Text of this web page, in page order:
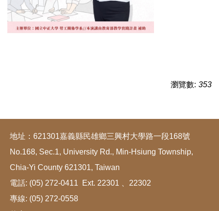
瀏覽數: 353
地址：621301嘉義縣民雄鄉三興村大學路一段168號
No.168, Sec.1, University Rd., Min-Hsiung Township,
Chia-Yi County 621301, Taiwan
電話: (05) 272-0411 Ext. 22301 、22302
專線: (05) 272-0558